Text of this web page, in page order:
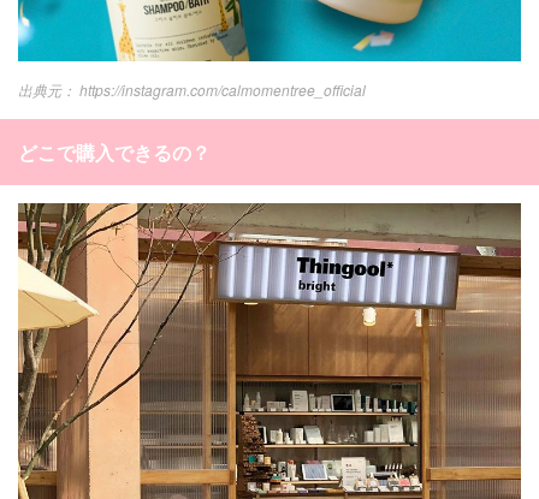
https://instagram.com/calmomentree_official
どこで購入できるの？